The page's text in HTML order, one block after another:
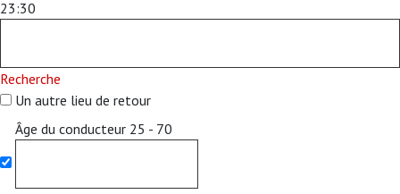
23:30
Recherche
Un autre lieu de retour
Âge du conducteur 25 - 70